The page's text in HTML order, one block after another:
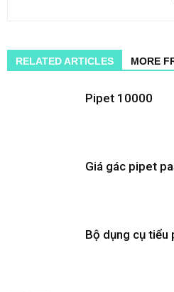
RELATED ARTICLES MORE
Pipet 10000
Giá gác pipet
Bộ dụng cụ tiểu